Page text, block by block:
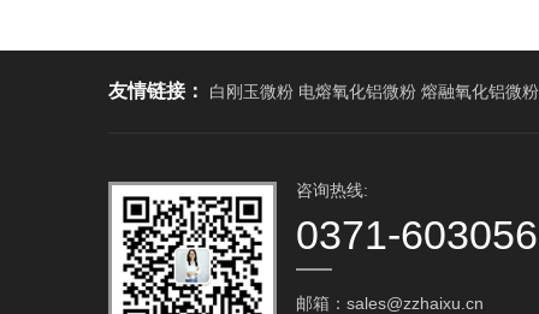
友情链接： 白刚玉微粉 电熔氧化铝微粉 熔融氧化铝微粉
咨询热线:
0371-
邮箱：sales@zzhaixu.cn